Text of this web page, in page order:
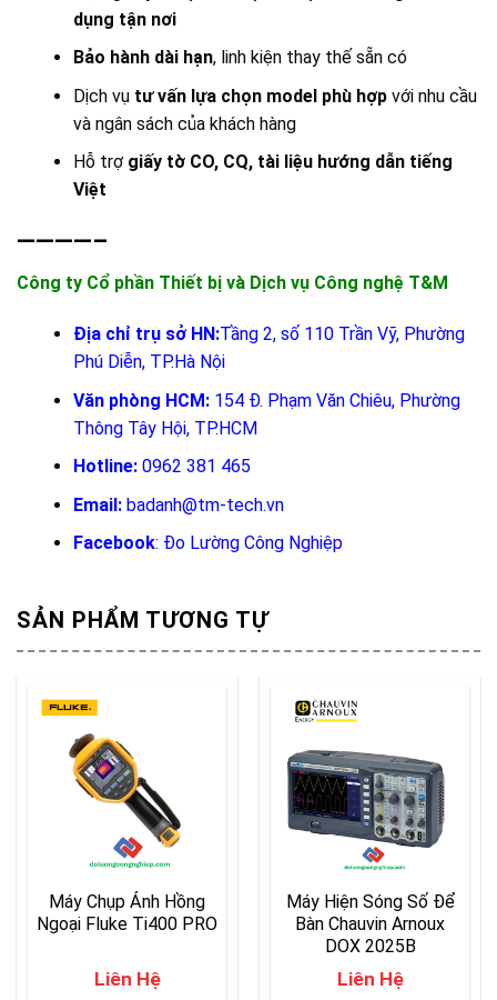
dụng tận nơi
Bảo hành dài hạn, linh kiện thay thế sẵn có
Dịch vụ tư vấn lựa chọn model phù hợpvới nhu cầu
và ngân sách của khách hàng
Hỗ trợ giấy tờ CO, CQ, tài liệu hướng dẫn tiếng
Việt
————–
Công ty Cổ phần Thiết bị và Dịch vụ Công nghệ T&M
Địa chỉ trụ sở HN:Tầng 2, số 110 Trần Vỹ, Phường
Phú Diễn, TP.Hà Nội
Văn phòng HCM:154 Đ. Phạm Văn Chiêu, Phường
Thông Tây Hội, TP.HCM
Hotline: 0962 381 465
Email: badanh@tm-tech.vn
Facebook: Đo Lường Công Nghiệp
SẢN PHẨM TƯƠNG TỰ
Máy Chụp Ảnh Hồng
Ngoại Fluke Ti400 PRO
Liên Hệ
Máy Hiện Sóng Số Để
Bàn Chauvin Arnoux
DOX 2025B
Liên Hệ